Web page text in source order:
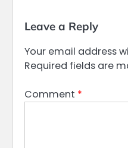
Leave a Reply
Your email address
Required fields are
Comment *